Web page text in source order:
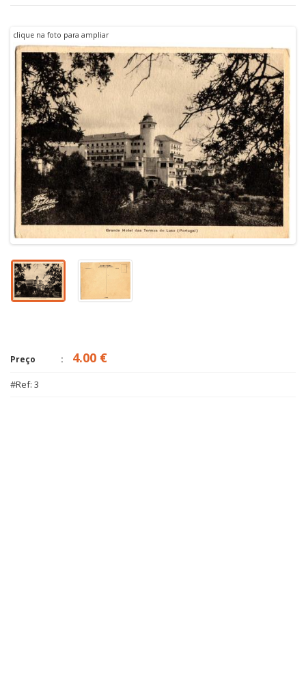
clique na foto para ampliar
Preço 4.00 €
#Ref: 3